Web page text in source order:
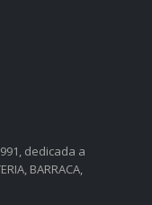
dedicada a
BARRACA,